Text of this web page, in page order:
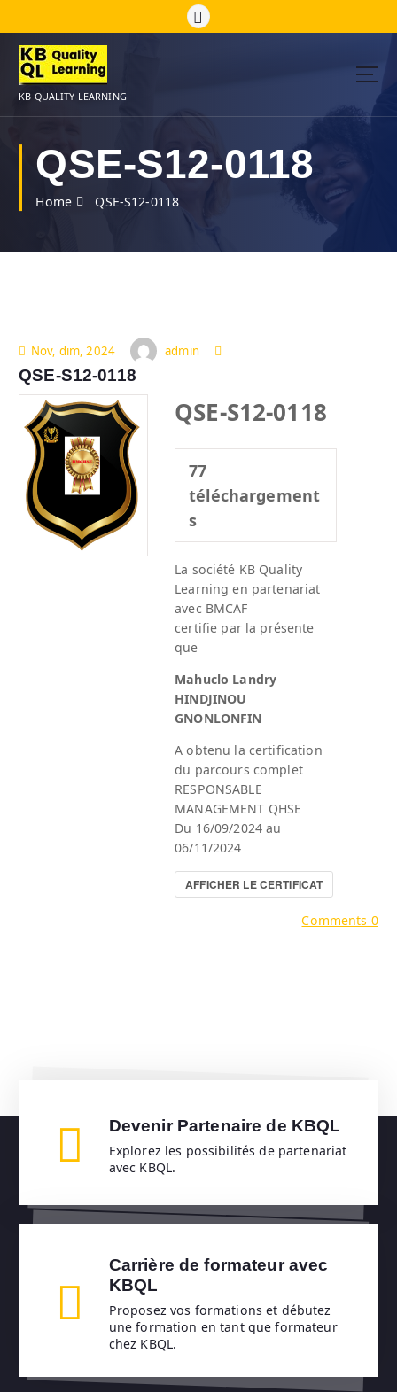
KB QUALITY LEARNING
QSE-S12-0118
Home QSE-S12-0118
Nov, dim, 2024 admin
QSE-S12-0118
QSE-S12-0118
77
téléchargement
s
La société KB Quality
Learning en partenariat
avec BMCAF
certifie par la présente
que
Mahuclo Landry
HINDJINOU
GNONLONFIN
A obtenu la certification
du parcours complet
RESPONSABLE
MANAGEMENT QHSE
Du 16/09/2024 au
06/11/2024
AFFICHER LE CERTIFICAT
Comments 0
Devenir Partenaire de KBQL
Explorez les possibilités de partenariat
avec KBQL.
Carrière de formateur avec
KBQL
Proposez vos formations et débutez
une formation en tant que formateur
chez KBQL.